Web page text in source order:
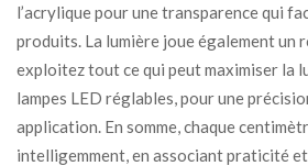
l’acrylique pour une transparence qui
produits. La lumière joue également un
exploitez tout ce qui peut maximiser la
lampes LED réglables, pour une
application. En somme, chaque
intelligemment, en associant praticité